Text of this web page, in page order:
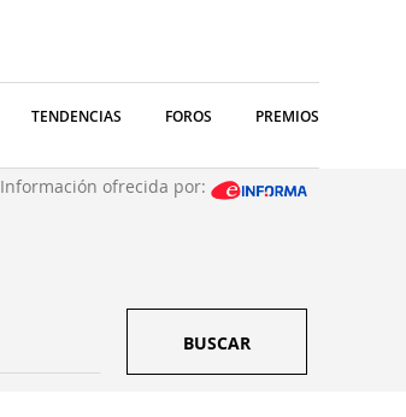
TENDENCIAS FOROS PREMIOS
Información ofrecida por:
BUSCAR